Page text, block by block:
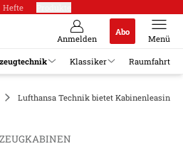
Hefte
Anmelden
Abo
Menü
Klassiker Raumfahrt
Lufthansa Technik bietet Kabinenleasing